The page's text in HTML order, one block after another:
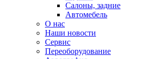
Салоны, задние
Автомебель
О нас
Наши новости
Сервис
Переоборудование